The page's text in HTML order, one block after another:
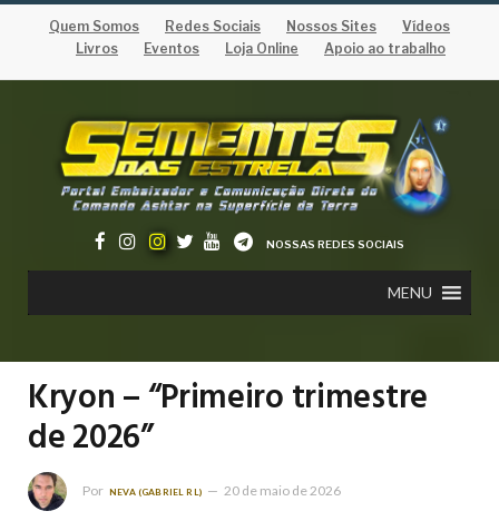
Quem Somos Redes Sociais Nossos Sites
Vídeos
Livros
Eventos Loja Online Apoio ao trabalho
NOSSAS REDES SOCIAIS
MENU
Kryon – “Primeiro trimestre
de 2026”
Por NEVA (GABRIEL RL) 20 de maio de 2026